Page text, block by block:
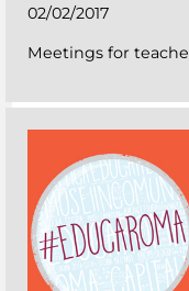
02/02/2017
Meetings for